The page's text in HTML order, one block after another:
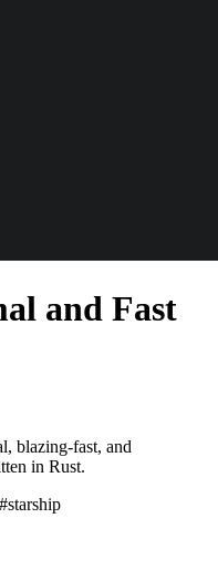
and Fast
blazing-fast, and
in Rust.
#starship